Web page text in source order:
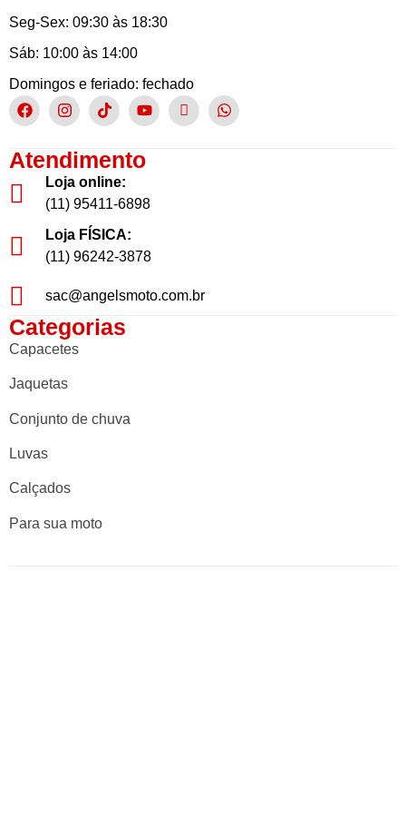
Seg-Sex: 09:30 às 18:30
Sáb: 10:00 às 14:00
Domingos e feriado: fechado
Atendimento
Loja online:
(11) 95411-6898
Loja FÍSICA:
(11) 96242-3878
sac@angelsmoto.com.br
Categorias
Capacetes
Jaquetas
Conjunto de chuva
Luvas
Calçados
Para sua moto